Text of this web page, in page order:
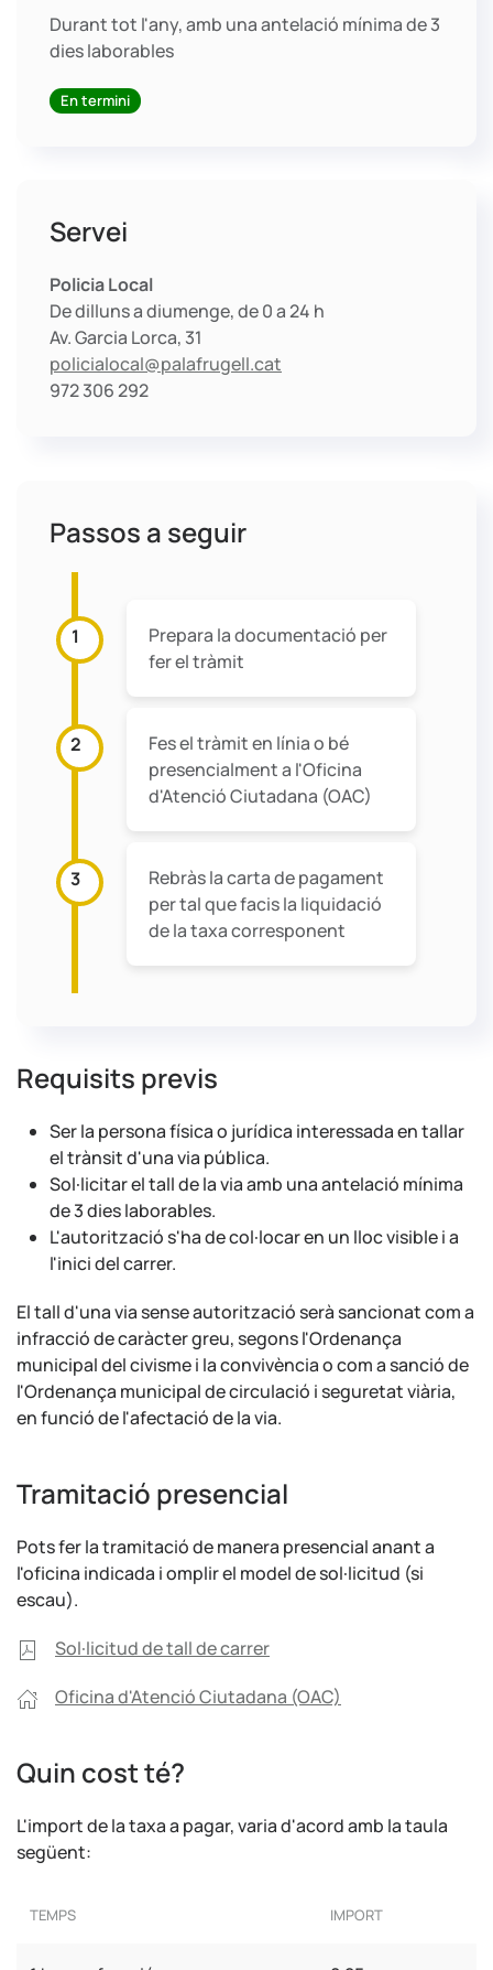
Durant tot l'any, amb una antelació mínima de 3
dies laborables
En termini
Servei
Policia Local
De dilluns a diumenge, de 0 a 24 h
Av. Garcia Lorca, 31
policialocal@palafrugell.cat
972 306 292
Passos a seguir
Prepara la documentació per
fer el tràmit
1
Fes el tràmit en línia o bé
presencialment a l'Oficina
d'Atenció Ciutadana (OAC)
2
Rebràs la carta de pagament
per tal que facis la liquidació
de la taxa corresponent
3
Requisits previs
Ser la persona física o jurídica interessada en tallar
el trànsit d'una via pública.
Sol·licitar el tall de la via amb una antelació mínima
de 3 dies laborables.
L'autorització s'ha de col·locar en un lloc visible i a
l'inici del carrer.
El tall d'una via sense autorització serà sancionat com a
infracció de caràcter greu, segons l'Ordenança
municipal del civisme i la convivència o com a sanció de
l'Ordenança municipal de circulació i seguretat viària,
en funció de l'afectació de la via.
Tramitació presencial
Pots fer la tramitació de manera presencial anant a
l'oficina indicada i omplir el model de sol·licitud (si
escau).
Sol·licitud de tall de carrer
Oficina d'Atenció Ciutadana (OAC)
Quin cost té?
L'import de la taxa a pagar, varia d'acord amb la taula
següent:
TEMPS IMPORT